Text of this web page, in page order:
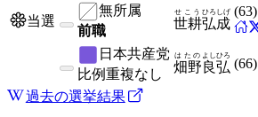
当選
無所属
前職
世耕
せこう
弘成
ひろしげ (63)
日本共産党
比例重複なし 畑野
はたの
良弘
よしひろ
(66)
過去の選挙結果